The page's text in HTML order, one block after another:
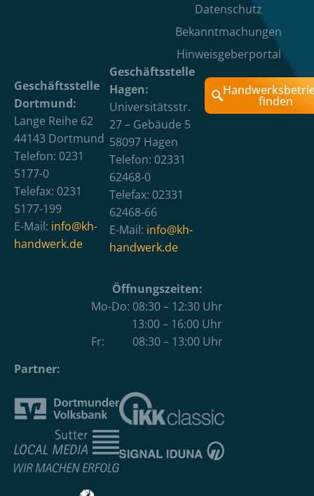
Datenschutz
Bekanntmachungen
Hinweisgeberportal
Geschäftsstelle
Dortmund:
Lange Reihe 62
44143 Dortmund
Telefon: 0231
5177-0
Telefax: 0231
5177-199
E-Mail: info@kh-
handwerk.de
Geschäftsstelle
Hagen:
Universitätsstr.
27 – Gebäude 5
58097 Hagen
Telefon: 02331
62468-0
Telefax: 02331
62468-66
E-Mail: info@kh-
handwerk.de
finden
Öffnungszeiten:
Mo-Do: 08:30 – 12:30 Uhr
13:00 – 16:00 Uhr
Fr: 08:30 – 13:00 Uhr
Partner: